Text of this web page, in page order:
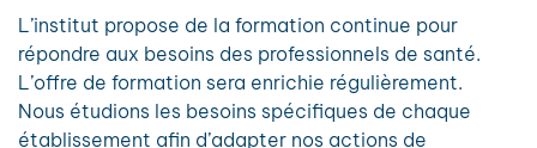
L’institut propose de la formation continue pour
répondre aux besoins des professionnels de santé.
L’offre de formation sera enrichie régulièrement.
Nous étudions les besoins spécifiques de chaque
établissement afin d’adapter nos actions de